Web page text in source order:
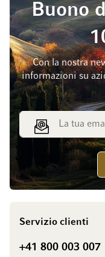
Buono
Con la nostra
informazioni su
Indirizzo email
Servizio clienti
+41 800 003 007